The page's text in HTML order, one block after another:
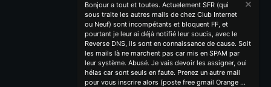
Bonjour a tout et toutes. Actuelement SFR (qui
sous traite les autres mails de chez Club Internet
ou Neuf) sont incompétants et bloquent FF, et
pourtant je leur ai déjà notifié leur soucis, avec le
Reverse DNS, ils sont en connaissance de cause. Soit
les mails là ne marchent pas car mis en SPAM par
leur système. Abusé. Je vais devoir les assigner, oui
hélas car sont seuls en faute. Prenez un autre mail
pour vous inscrire alors (poste free gmail Orange ...